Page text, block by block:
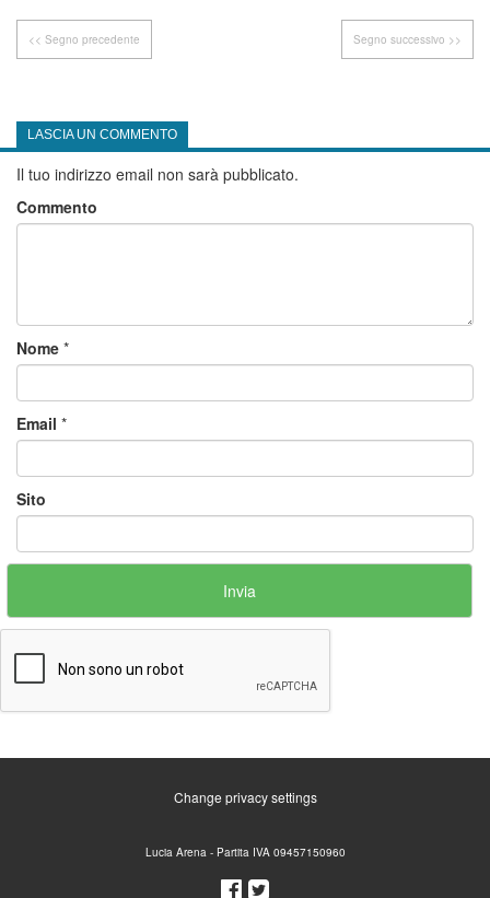
<< Segno precedente Segno successivo >>
LASCIA UN COMMENTO
Il tuo indirizzo email non sarà pubblicato.
Commento
Nome *
Email *
Sito
Change privacy settings
Lucia Arena - Partita IVA 09457150960